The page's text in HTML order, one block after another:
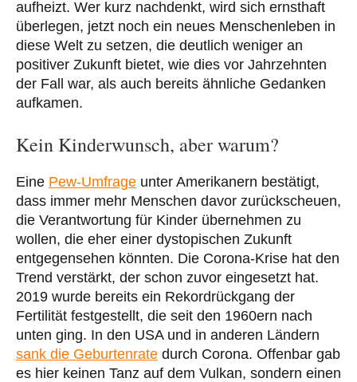
aufheizt. Wer kurz nachdenkt, wird sich ernsthaft
überlegen, jetzt noch ein neues Menschenleben in
diese Welt zu setzen, die deutlich weniger an
positiver Zukunft bietet, wie dies vor Jahrzehnten
der Fall war, als auch bereits ähnliche Gedanken
aufkamen.
Kein Kinderwunsch, aber warum?
Eine Pew-Umfrage unter Amerikanern bestätigt,
dass immer mehr Menschen davor zurückscheuen,
die Verantwortung für Kinder übernehmen zu
wollen, die eher einer dystopischen Zukunft
entgegensehen könnten. Die Corona-Krise hat den
Trend verstärkt, der schon zuvor eingesetzt hat.
2019 wurde bereits ein Rekordrückgang der
Fertilität festgestellt, die seit den 1960ern nach
unten ging. In den USA und in anderen Ländern
sank die Geburtenrate durch Corona. Offenbar gab
es hier keinen Tanz auf dem Vulkan, sondern einen